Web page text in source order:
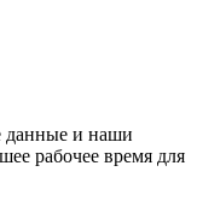
данные и наши
рабочее время для